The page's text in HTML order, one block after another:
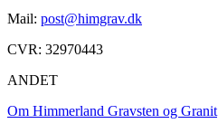
Mail: post@himgrav.dk
CVR: 32970443
ANDET
Om Himmerland Gravsten og Granit